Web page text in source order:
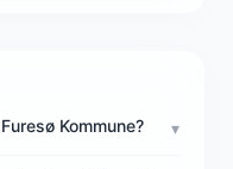
Kommune? ▾